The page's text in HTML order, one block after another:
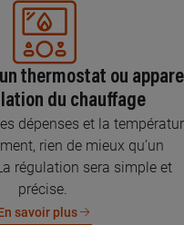
thermostat ou
du chauffage
dépenses et la
rien de mieux qu’un
régulation sera simple et
précise.
savoir plus